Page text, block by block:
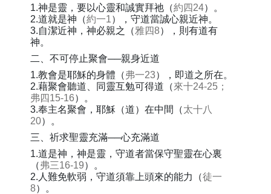
1.神是靈，要以心靈和誠實拜祂（約四24）。
2.道就是神（約一1），守道當誠心親近神。
3.自潔近神，神必親之（雅四8），則有道有
神。
二、不可停止聚會──親身近道
1.教會是耶穌的身體（弗一23），即道之所在。
2.藉聚會聽道、同靈互勉可得道（來十24-25；
弗四15-16）。
3.奉主名聚會，耶穌（道）在中間（太十八
20）。
三、祈求聖靈充滿──心充滿道
1.道是神，神是靈，守道者當保守聖靈在心裏
（弗三16-19）。
2.人難免軟弱，守道須靠上頭來的能力（徒一
8）。